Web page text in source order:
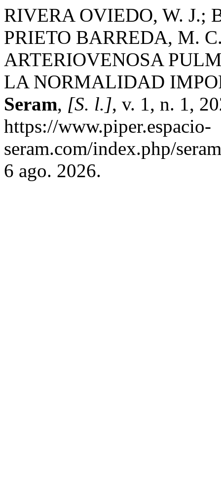
RIVERA OVIEDO, W. J.;
PRIETO BARREDA, M.
ARTERIOVENOSA
LA NORMALIDAD
Seram, [S. l.], v. 1, n. 1,
https://www.piper.espacio-
seram.com/index.php/
6 ago. 2026.